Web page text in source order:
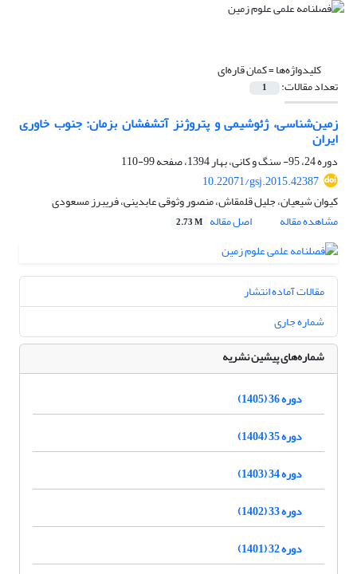
کلیدواژه‌ها =کمان قاره‌ای
تعداد مقالات: 1
زمین‌شناسی، ژئوشیمی و پتروژنز آتشفشان‌ بزمان: جنوب خاوری
ایران
دوره 24، 95- سنگ و کانی، بهار 1394، صفحه
99-110
10.22071/gsj.2015.42387
کیوان شیعیان، جلیل قلمقاش، منصور وثوقی عابدینی، فریبرز مسعودی
مشاهده مقاله
اصل مقاله 2.73 M
مقالات آماده انتشار
شماره جاری
شماره‌های پیشین نشریه
دوره 36 (1405)
دوره 35 (1404)
دوره 34 (1403)
دوره 33 (1402)
دوره 32 (1401)